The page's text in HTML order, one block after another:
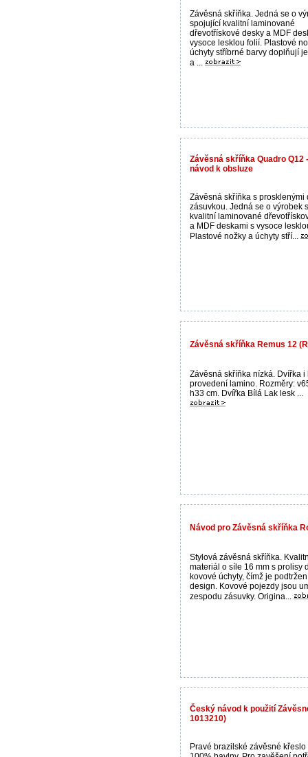
Závěsná skříňka. Jedná se o
spojující kvalitní laminované
dřevotřískové desky a MDF
vysoce lesklou folií. Plastové
úchyty stříbrné barvy doplňují
a ...
Závěsná skříňka Quadro Q12
návod k obsluze
Závěsná skříňka s prosklenými
zásuvkou. Jedná se o výrobek
kvalitní laminované
a MDF deskami s vysoce
Plastové nožky a úchyty stří...
Závěsná skříňka Remus 12
Závěsná skříňka nízká. Dvířka i
provedení lamino. Rozměry:
h33 cm. Dvířka Bílá Lak lesk ...
Návod pro Závěsná skříňka
Stylová závěsná skříňka.
materiál o síle 16 mm s prolisy
kovové úchyty, čímž je
design. Kovové pojezdy jsou
zespodu zásuvky. Origina...
Český návod k použití
1013210)
Pravé brazilské závěsné křeslo